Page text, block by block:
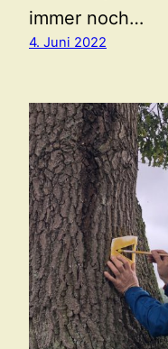
immer noch…
4. Juni 2022